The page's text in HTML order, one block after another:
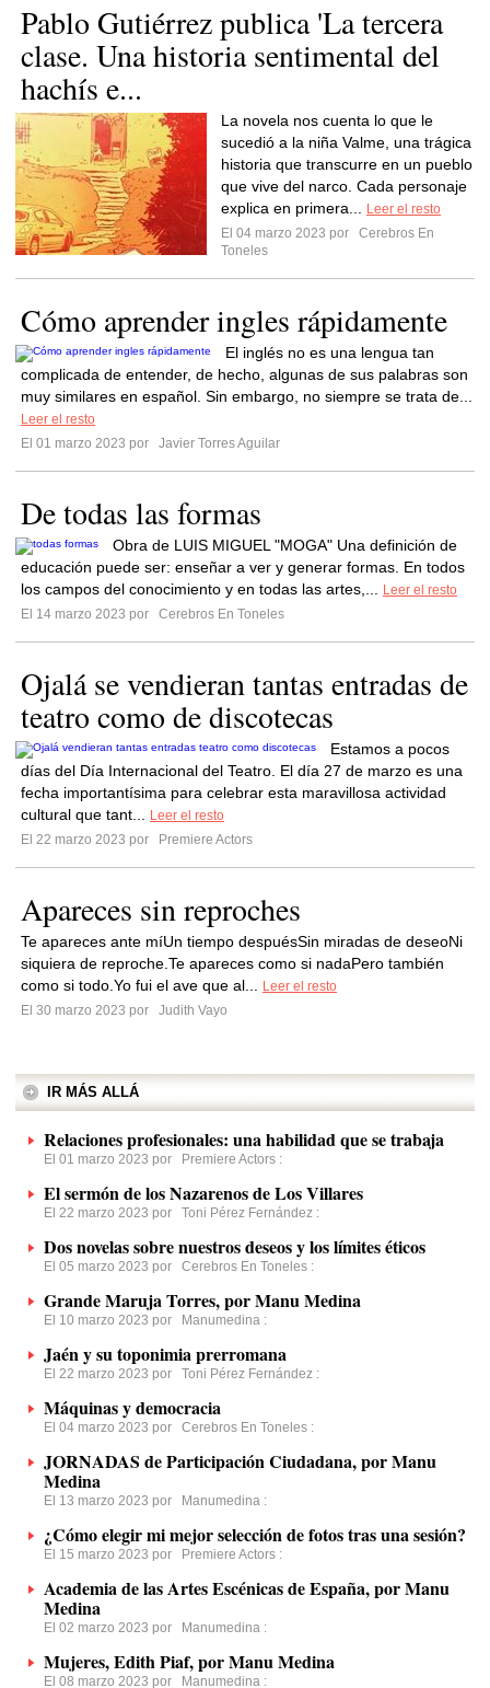
Pablo Gutiérrez publica 'La tercera
clase. Una historia sentimental del
hachís e...
La novela nos cuenta lo que le
sucedió a la niña Valme, una trágica
historia que transcurre en un pueblo
que vive del narco. Cada personaje
explica en primera...
Leer el resto
El 04 marzo 2023 por
Cerebros En
Toneles
Cómo aprender ingles rápidamente
El inglés no es una lengua tan
complicada de entender, de hecho, algunas de sus palabras son
muy similares en español. Sin embargo, no siempre se trata de...
Leer el resto
El 01 marzo 2023 por
Javier Torres Aguilar
De todas las formas
Obra de LUIS MIGUEL "MOGA" Una definición de
educación puede ser: enseñar a ver y generar formas. En todos
los campos del conocimiento y en todas las artes,...
Leer el resto
El 14 marzo 2023 por
Cerebros En Toneles
Ojalá se vendieran tantas entradas de
teatro como de discotecas
Estamos a pocos
días del Día Internacional del Teatro. El día 27 de marzo es una
fecha importantísima para celebrar esta maravillosa actividad
cultural que tant...
Leer el resto
El 22 marzo 2023 por
Premiere Actors
Apareces sin reproches
Te apareces ante míUn tiempo despuésSin miradas de deseoNi
siquiera de reproche.Te apareces como si nadaPero también
como si todo.Yo fui el ave que al...
Leer el resto
El 30 marzo 2023 por
Judith Vayo
IR MÁS ALLÁ
Relaciones profesionales: una habilidad que se trabaja
El 01 marzo 2023 por Premiere Actors :
El sermón de los Nazarenos de Los Villares
El 22 marzo 2023 por Toni Pérez Fernández :
Dos novelas sobre nuestros deseos y los límites éticos
El 05 marzo 2023 por Cerebros En Toneles :
Grande Maruja Torres, por Manu Medina
El 10 marzo 2023 por Manumedina :
Jaén y su toponimia prerromana
El 22 marzo 2023 por Toni Pérez Fernández :
Máquinas y democracia
El 04 marzo 2023 por Cerebros En Toneles :
JORNADAS de Participación Ciudadana, por Manu
Medina
El 13 marzo 2023 por Manumedina :
¿Cómo elegir mi mejor selección de fotos tras una sesión?
El 15 marzo 2023 por Premiere Actors :
Academia de las Artes Escénicas de España, por Manu
Medina
El 02 marzo 2023 por Manumedina :
Mujeres, Edith Piaf, por Manu Medina
El 08 marzo 2023 por Manumedina :